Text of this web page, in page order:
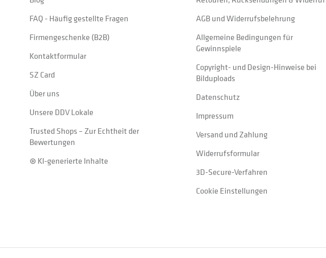
FAQ - Häufig gestellte Fragen
Firmengeschenke (B2B)
Kontaktformular
SZ Card
Über uns
Unsere DDV Lokale
Trusted Shops – Zur Echtheit der
Bewertungen
⊛ KI-generierte Inhalte
AGB und Widerrufsbelehrung
Allgemeine Bedingungen für
Gewinnspiele
Copyright- und Design-Hinweise bei
Bilduploads
Datenschutz
Impressum
Versand und Zahlung
Widerrufsformular
3D-Secure-Verfahren
Cookie Einstellungen